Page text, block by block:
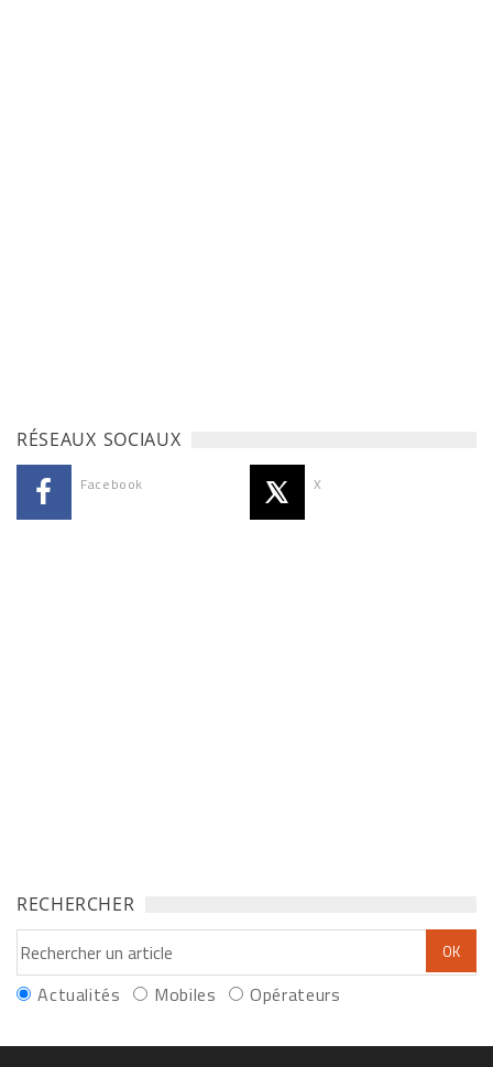
RÉSEAUX SOCIAUX
Facebook X
RECHERCHER
Actualités Mobiles Opérateurs